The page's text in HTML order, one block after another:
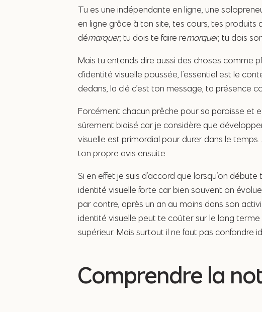
Tu es une indépendante en ligne, une
en ligne grâce à ton site, tes cours, tes
démarquer, tu dois te faire remarquer, tu dois
Mais tu entends dire aussi des choses comme
d’identité visuelle poussée, l’essentiel est le
dedans, la clé c’est ton message, ta présence
Forcément chacun prêche pour sa paroisse et
sûrement biaisé car je considère que
visuelle est primordial pour durer dans le
ton propre avis ensuite.
Si en effet je suis d’accord que lorsqu’on
identité visuelle forte car bien souvent on
par contre, après un an au moins dans son
identité visuelle peut te coûter sur le long
supérieur. Mais surtout il ne faut pas confondre
Comprendre la